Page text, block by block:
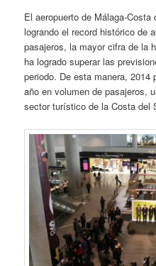
El aeropuerto de Málaga-
logrando el record histórico de
pasajeros, la mayor cifra de la
ha logrado superar las
periodo. De esta manera,
año en volumen de pasajeros,
sector turístico de la Costa del